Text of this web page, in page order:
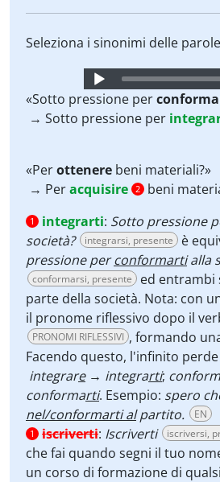
Seleziona i sinonimi delle
Audio
Player
«Sotto pressione per
→ Sotto pressione per
«Perottenere beni materiali?»
→ Peracquisire 2 beni
1 integrarti: Sotto pressione
società?
integrarsi, presente è
pressione perconformartialla
conformarsi, presente
ed entrambi
parte della società. Nota: con
il pronome riflessivo dopo il
PRONOMI RIFLESSIVI , formando
Facendo questo, l'infinito perde
integrare→ integrarti;
conformarti. Esempio: spero
nel/conformarti alpartito. EN
1 iscriverti: Iscriverti iscriversi,
che fai quando segni il tuo
un corso di formazione di